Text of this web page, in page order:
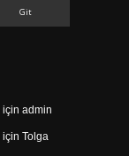
için admin
için Tolga